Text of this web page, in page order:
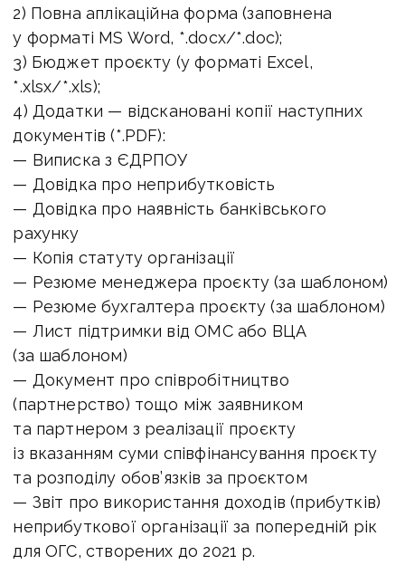
2) Повна аплікаційна форма (заповнена
у форматі MS Word, *.docx/*.doc);
3) Бюджет проєкту (у форматі Excel,
*.xlsx/*.xls);
4) Додатки — відскановані копії наступних
документів (*.PDF):
— Виписка з ЄДРПОУ
— Довідка про неприбутковість
— Довідка про наявність банківського
рахунку
— Копія статуту організації
— Резюме менеджера проєкту (за шаблоном)
— Резюме бухгалтера проєкту (за шаблоном)
— Лист підтримки від ОМС або ВЦА
(за шаблоном)
— Документ про співробітництво
(партнерство) тощо між заявником
та партнером з реалізації проєкту
із вказанням суми співфінансування проєкту
та розподілу обов’язків за проєктом
— Звіт про використання доходів (прибутків)
неприбуткової організації за попередній рік
для ОГС, створених до 2021 р.